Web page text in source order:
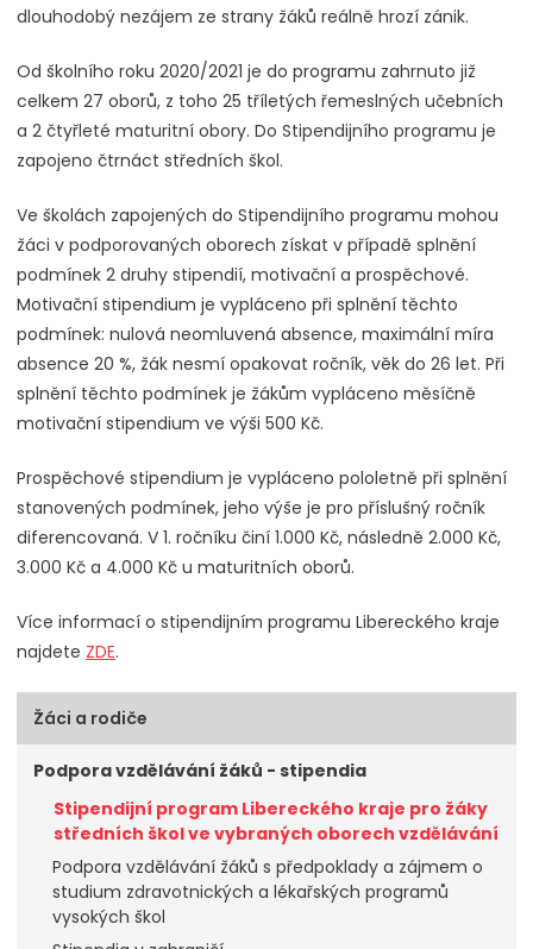
dlouhodobý nezájem ze strany žáků reálně hrozí zánik.
Od školního roku 2020/2021 je do programu zahrnuto již
celkem 27 oborů, z toho 25 tříletých řemeslných učebních
a 2 čtyřleté maturitní obory. Do Stipendijního programu je
zapojeno čtrnáct středních škol.
Ve školách zapojených do Stipendijního programu mohou
žáci v podporovaných oborech získat v případě splnění
podmínek 2 druhy stipendií, motivační a prospěchové.
Motivační stipendium je vypláceno při splnění těchto
podmínek: nulová neomluvená absence, maximální míra
absence 20 %, žák nesmí opakovat ročník, věk do 26 let. Při
splnění těchto podmínek je žákům vypláceno měsíčně
motivační stipendium ve výši 500 Kč.
Prospěchové stipendium je vypláceno pololetně při splnění
stanovených podmínek, jeho výše je pro příslušný ročník
diferencovaná. V 1. ročníku činí 1.000 Kč, následně 2.000 Kč,
3.000 Kč a 4.000 Kč u maturitních oborů.
Více informací o stipendijním programu Libereckého kraje
najdete ZDE.
Žáci a rodiče
Podpora vzdělávání žáků - stipendia
Stipendijní program Libereckého kraje pro žáky
středních škol ve vybraných oborech vzdělávání
Podpora vzdělávání žáků s předpoklady a zájmem o
studium zdravotnických a lékařských programů
vysokých škol